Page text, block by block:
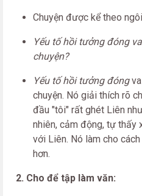
Chuyện được kể theo
Yếu tố hồi tưởng đóng
chuyện?
Yếu tố hồi tưởng đóng
chuyện. Nó giải thích rõ
đầu "tôi" rất ghét Liên
nhiên, cảm động, tự thấy
với Liên. Nó làm cho
hơn.
2. Cho để tập làm văn: